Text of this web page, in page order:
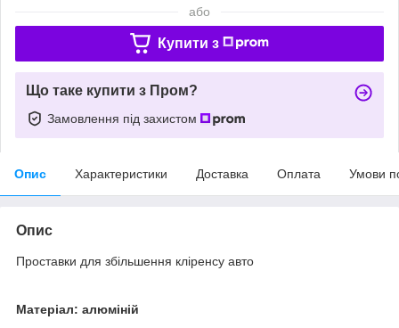
або
Купити з
Що таке купити з Пром?
Замовлення під захистом
Опис Характеристики Доставка Оплата Умови
Опис
Проставки для збільшення кліренсу авто
Матеріал: алюміній